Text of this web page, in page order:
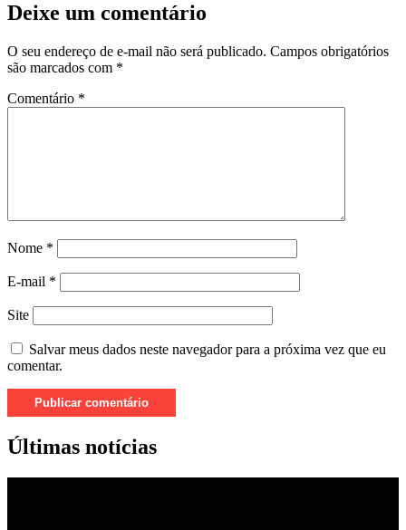
Deixe um comentário
O seu endereço de e-mail não será publicado. Campos obrigatórios
são marcados com *
Comentário *
Nome *
E-mail *
Site
Salvar meus dados neste navegador para a próxima vez que eu
comentar.
Últimas notícias